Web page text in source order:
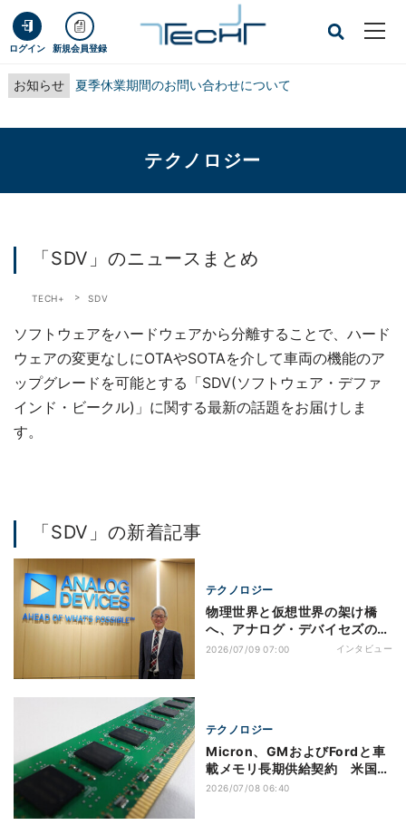
ログイン 新規会員登録
お知らせ 夏季休業期間のお問い合わせについて
テクノロジー
「SDV」のニュースまとめ
TECH+ SDV
ソフトウェアをハードウェアから分離することで、ハード
ウェアの変更なしにOTAやSOTAを介して車両の機能のア
ップグレードを可能とする「SDV(ソフトウェア・デファ
インド・ビークル)」に関する最新の話題をお届けしま
す。
「SDV」の新着記事
テクノロジー
物理世界と仮想世界の架け橋
へ、アナログ・デバイセズの新
代表が語るフィジカルAI時代の
2026/07/09 07:00 インタビュー
テクノロジー
Micron、GMおよびFordと車
載メモリ長期供給契約 米国内
生産でSDV需要に対応
2026/07/08 06:40